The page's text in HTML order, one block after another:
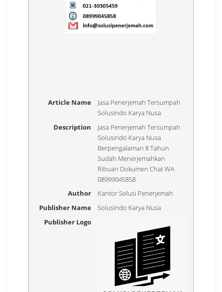
Article Name
Jasa Penerjemah Tersumpah
Solusindo Karya Nusa
Description
Jasa Penerjemah Tersumpah
Solusindo Karya Nusa
Berpengalaman 8 Tahun
Sudah Menerjemahkan
Ribuan Dokumen Chat WA
08999045858
Author
Kantor Solusi Penerjemah
Publisher Name
Solusindo Karya Nusa
Publisher Logo